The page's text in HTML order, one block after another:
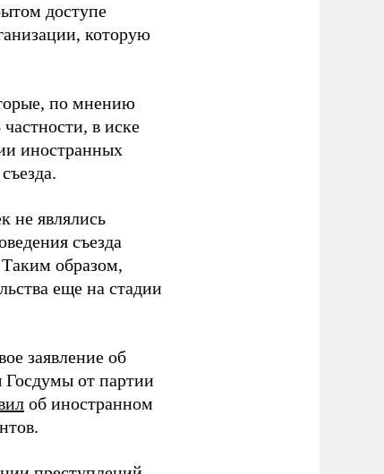
доступе
которую
по мнению
в иске
иностранных
не являлись
съезда
образом,
еще на стадии
заявление об
Госдумы от партии
об иностранном